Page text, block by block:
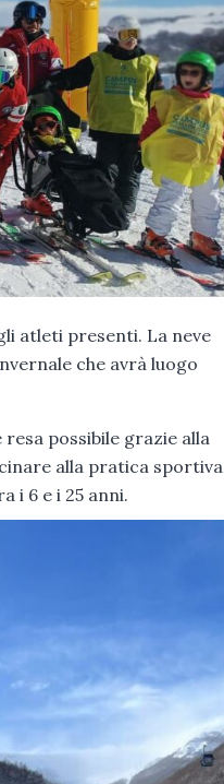
atleti presenti. La neve
che avrà luogo
possibile grazie alla
alla pratica sportiva
i 6 e i 25 anni.